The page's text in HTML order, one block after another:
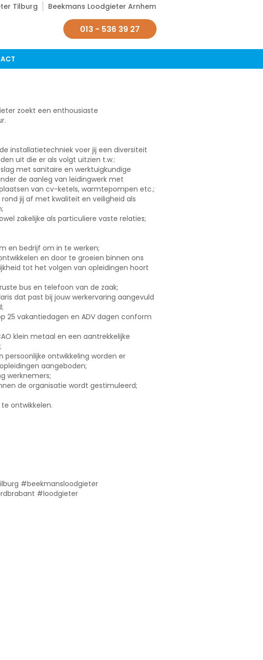
Tilburg Beekmans Loodgieter Arnhem
013 - 536 39 27
zoekt een enthousiaste
installatietechniek voer jij een diversiteit
uit die er als volgt uitzien t.w.:
met sanitaire en werktuigkundige
de aanleg van leidingwerk met
van cv-ketels, warmtepompen etc.;
jij af met kwaliteit en veiligheid als
zakelijke als particuliere vaste relaties;
en bedrijf om in te werken;
en door te groeien binnen ons
tot het volgen van opleidingen hoort
bus en telefoon van de zaak;
dat past bij jouw werkervaring aangevuld
25 vakantiedagen en ADV dagen conform
klein metaal en een aantrekkelijke
persoonlijke ontwikkeling worden er
aangeboden;
werknemers;
de organisatie wordt gestimuleerd;
ontwikkelen.
#beekmansloodgieter
#loodgieter